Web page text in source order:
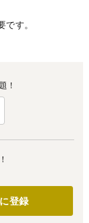
す。
！
登録